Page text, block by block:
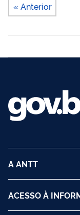
« Anterior
A ANTT
ACESSO À